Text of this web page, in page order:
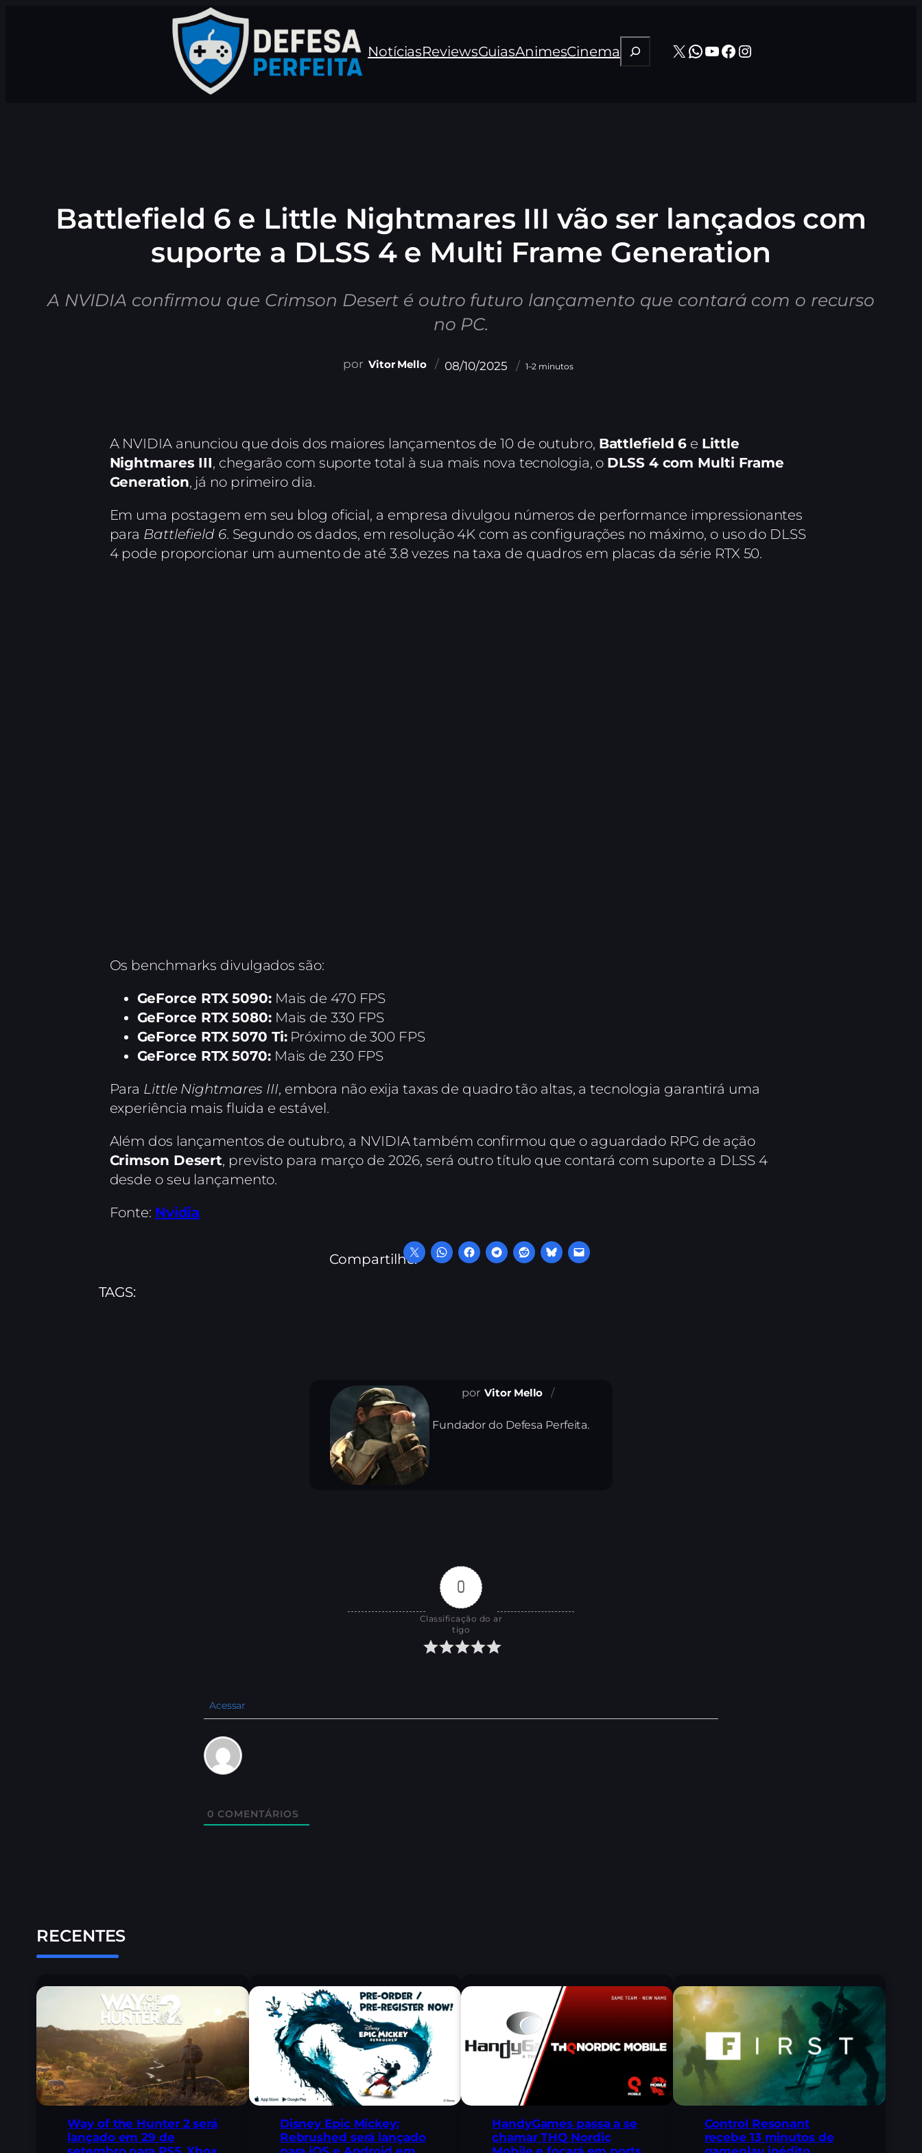
NotíciasReviewsGuiasAnimesCinema Pesquisar
X WhatsApp
Youtube
Facebook
Instagram
Battlefield 6 e Little Nightmares III vão ser lançados com
suporte a DLSS 4 e Multi Frame Generation
A NVIDIA confirmou que Crimson Desert é outro futuro lançamento que contará com o recurso
no PC.
Vitor Mello 08/10/2025 1–2 minutos
A NVIDIA anunciou que dois dos maiores lançamentos de 10 de outubro, Battlefield 6 e Little
Nightmares III, chegarão com suporte total à sua mais nova tecnologia, o DLSS 4 com Multi Frame
Generation, já no primeiro dia.
Em uma postagem em seu blog oficial, a empresa divulgou números de performance impressionantes
para Battlefield 6. Segundo os dados, em resolução 4K com as configurações no máximo, o uso do DLSS
4 pode proporcionar um aumento de até 3.8 vezes na taxa de quadros em placas da série RTX 50.
Os benchmarks divulgados são:
GeForce RTX 5090:Mais de 470 FPS
GeForce RTX 5080:Mais de 330 FPS
GeForce RTX 5070 Ti:Próximo de 300 FPS
GeForce RTX 5070:Mais de 230 FPS
Para Little Nightmares III, embora não exija taxas de quadro tão altas, a tecnologia garantirá uma
experiência mais fluida e estável.
Além dos lançamentos de outubro, a NVIDIA também confirmou que o aguardado RPG de ação
Crimson Desert, previsto para março de 2026, será outro título que contará com suporte a DLSS 4
desde o seu lançamento.
Fonte: Nvidia
Compartilhe:
TAGS:
Vitor Mello
Fundador do Defesa Perfeita.
0
Classificação do ar
tigo
Acessar
0 COMENTÁRIOS
RECENTES
Way of the Hunter 2 será
lançado em 29 de
Disney Epic Mickey:
Rebrushed será lançado
HandyGames passa a se
chamar THQ Nordic
Control Resonant
recebe 13 minutos de